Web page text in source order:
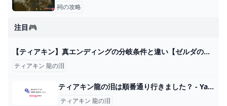
祠の攻略
注目🎮
【ティアキン】真エンディングの分岐条件と違い【ゼルダの伝説ティアーズオブザキングダム】 - ゲームウィズ
ティアキン 龍の泪
ティアキン龍の泪は順番通り行きました？ - Yahoo!知恵袋
ティアキン 龍の泪